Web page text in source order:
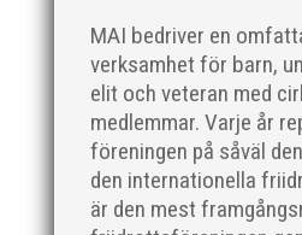
MAI bedriver en
verksamhet för barn,
elit och veteran med
medlemmar. Varje år
föreningen på såväl
den internationella
är den mest
på plats och igång med en
sin parhäst och nära vän,